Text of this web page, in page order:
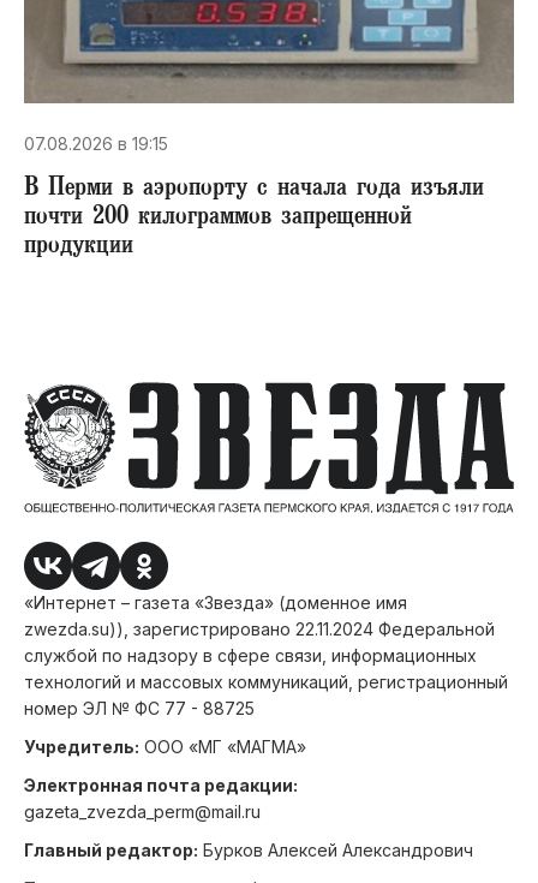
07.08.2026 в 19:15
В Перми в аэропорту с начала года изъяли
почти 200 килограммов запрещенной
продукции
«Интернет – газета «Звезда» (доменное имя
zwezda.su)), зарегистрировано 22.11.2024 Федеральной
службой по надзору в сфере связи, информационных
технологий и массовых коммуникаций, регистрационный
номер ЭЛ № ФС 77 - 88725
Учредитель: ООО «МГ «МАГМА»
Электронная почта редакции:
gazeta_zvezda_perm@mail.ru
Главный редактор: Бурков Алексей Александрович